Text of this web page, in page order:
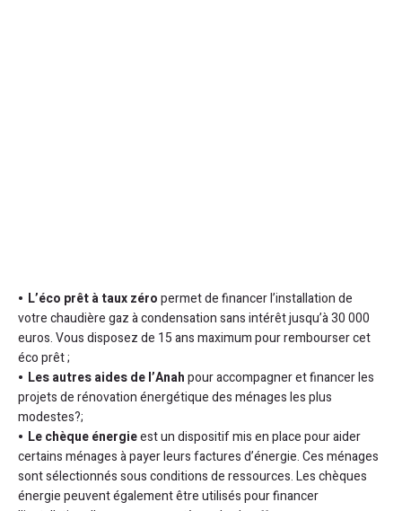
L’éco prêt à taux zéropermet de financer l’installation de
votre chaudière gaz à condensation sans intérêt jusqu’à 30 000
euros. Vous disposez de 15 ans maximum pour rembourser cet
éco prêt ;
Les autres aides de l’Anahpour accompagner et financer les
projets de rénovation énergétique des ménages les plus
modestes?;
Le chèque énergieest un dispositif mis en place pour aider
certains ménages à payer leurs factures d’énergie. Ces ménages
sont sélectionnés sous conditions de ressources. Les chèques
énergie peuvent également être utilisés pour financer